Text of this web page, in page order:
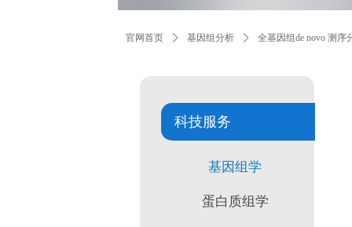
官网首页 ꄲ 基因组分析 ꄲ 全基因组de novo 测序
科技服务
基因组学
蛋白质组学